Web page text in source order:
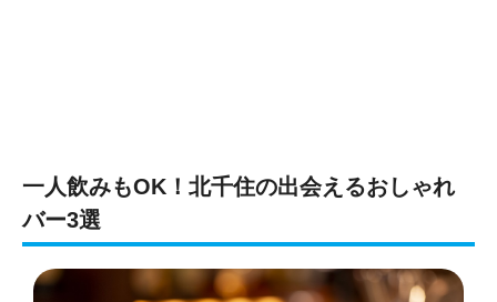
一人飲みもOK！北千住の出会えるおしゃれ
バー3選